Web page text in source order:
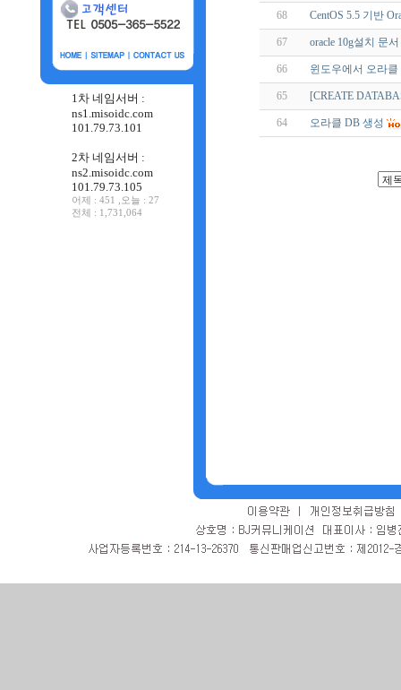
1차 네임서버 :
ns1.misoidc.com
101.79.73.101
2차 네임서버 :
ns2.misoidc.com
101.79.73.105
어제 : 451 ,오늘 : 27
전체 : 1,731,064
68 CentOS 5.5 기반
67 oracle 10g설치 문서
66 윈도우에서 오라클
65 [CREATE
64 오라클 DB 생성